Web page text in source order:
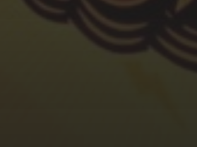
ZIE ALLE WINNAARS